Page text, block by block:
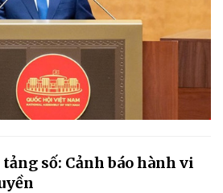
số: Cảnh báo hành vi